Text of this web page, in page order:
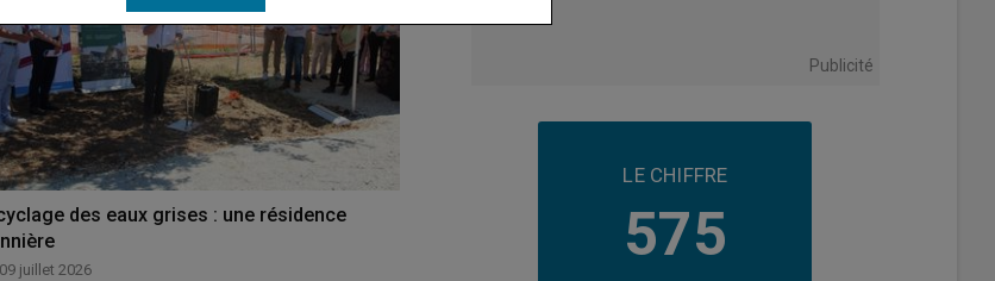
des eaux grises : une résidence
09 juillet 2026
Publicité
LE CHIFFRE
575